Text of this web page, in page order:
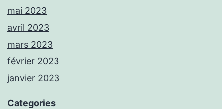
mai 2023
avril 2023
mars 2023
février 2023
janvier 2023
Categories